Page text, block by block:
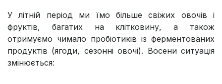
У літній період ми їмо більше свіжих овочів і
фруктів, багатих на клітковину, а також
отримуємо чимало пробіотиків із ферментованих
продуктів (ягоди, сезонні овочі). Восени ситуація
змінюється: